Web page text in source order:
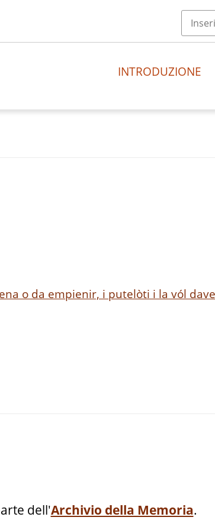
INTRODUZIONE
o da empienir, i putelòti i la vól
dell'Archivio della Memoria.